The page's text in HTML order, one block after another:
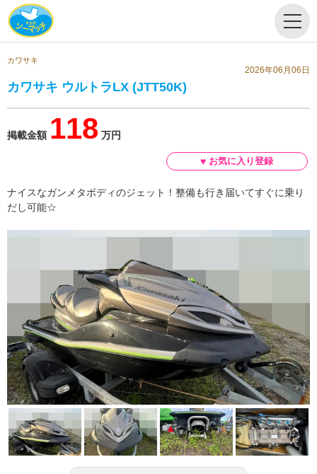
カワサキ
2026年06月06日
カワサキ ウルトラLX (JTT50K)
掲載金額 118 万円
ナイスなガンメタボディのジェット！整備も行き届いてすぐに乗り
だし可能☆